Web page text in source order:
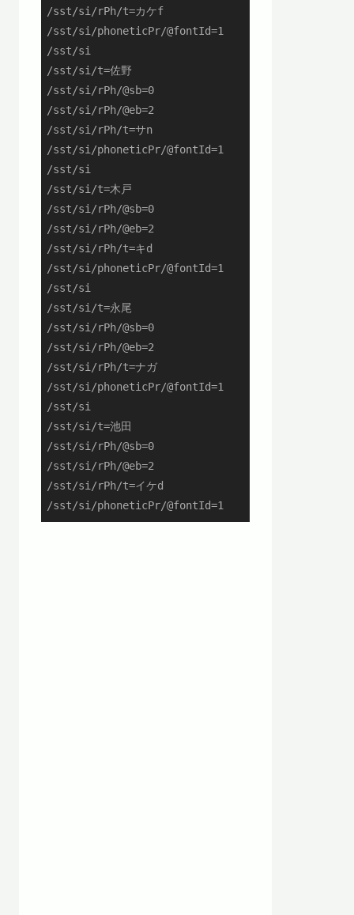
/sst/si/rPh/t=カケf
/sst/si/phoneticPr/@fontId=1
/sst/si
/sst/si/t=佐野
/sst/si/rPh/@sb=0
/sst/si/rPh/@eb=2
/sst/si/rPh/t=サn
/sst/si/phoneticPr/@fontId=1
/sst/si
/sst/si/t=木戸
/sst/si/rPh/@sb=0
/sst/si/rPh/@eb=2
/sst/si/rPh/t=キd
/sst/si/phoneticPr/@fontId=1
/sst/si
/sst/si/t=永尾
/sst/si/rPh/@sb=0
/sst/si/rPh/@eb=2
/sst/si/rPh/t=ナガ
/sst/si/phoneticPr/@fontId=1
/sst/si
/sst/si/t=池田
/sst/si/rPh/@sb=0
/sst/si/rPh/@eb=2
/sst/si/rPh/t=イケd
/sst/si/phoneticPr/@fontId=1